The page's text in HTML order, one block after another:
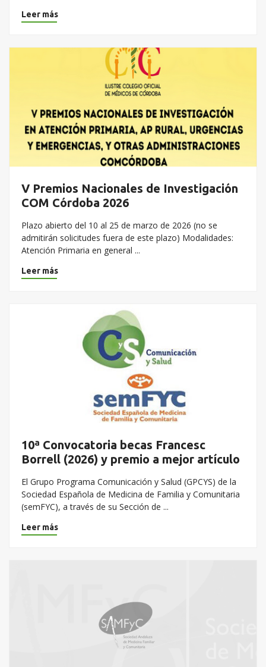
Leer más
V Premios Nacionales de Investigación
COM Córdoba 2026
Plazo abierto del 10 al 25 de marzo de 2026 (no se
admitirán solicitudes fuera de este plazo) Modalidades:
Atención Primaria en general ...
Leer más
10ª Convocatoria becas Francesc
Borrell (2026) y premio a mejor artículo
El Grupo Programa Comunicación y Salud (GPCYS) de la
Sociedad Española de Medicina de Familia y Comunitaria
(semFYC), a través de su Sección de ...
Leer más